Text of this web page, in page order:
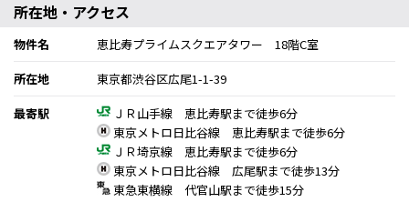
所在地・アクセス
物件名
恵比寿プライムスクエアタワー 18階C室
所在地
東京都渋谷区広尾1-1-39
最寄駅
ＪＲ山手線 恵比寿駅まで徒歩6分
東京メトロ日比谷線 恵比寿駅まで徒歩6分
ＪＲ埼京線 恵比寿駅まで徒歩6分
東京メトロ日比谷線 広尾駅まで徒歩13分
東急東横線 代官山駅まで徒歩15分